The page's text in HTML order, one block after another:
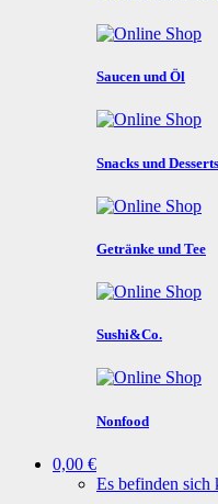
Saucen und Öl
Snacks und Desserts
Getränke und Tee
Sushi&Co.
Nonfood
0,00 €
Es befinden